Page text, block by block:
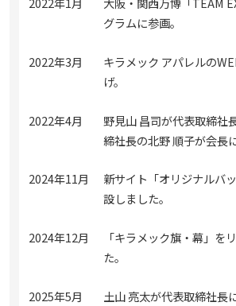
グラムに参画。
2022年3月
キラメック アパレルの
げ。
2022年4月
野見山 昌司が代表取締社
締社長の北野 順子が会長
2024年11月
新サイト「オリジナルバ
設しました。
2024年12月
「キラメック旗・幕」を
た。
2025年5月
土山 亮太が代表取締社長